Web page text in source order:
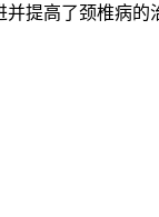
提高了颈椎病